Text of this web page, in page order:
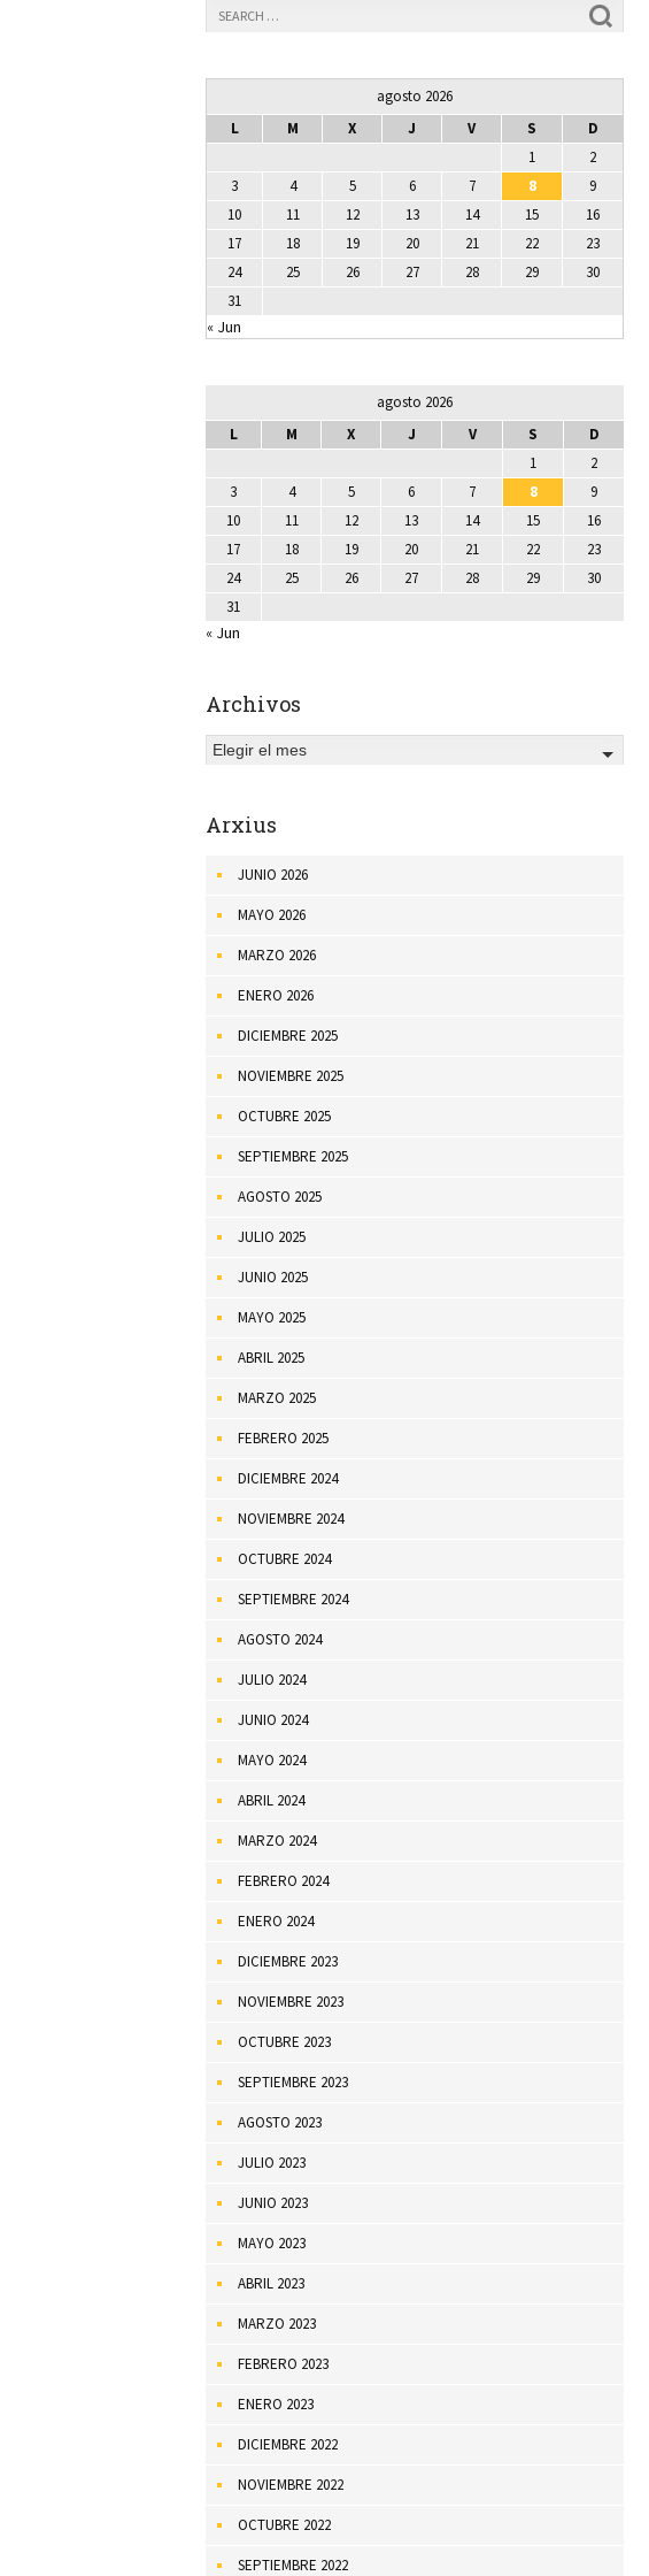
agosto 2026
L
M X J V S
D
1
2
3
4 5 6 7 8
9
10
11 12 13 14 15
16
17
18 19 20 21 22
23
24
25 26 27 28 29
30
31
« Jun
agosto 2026
L
M X J V S
D
1
2
3
4 5 6 7 8
9
10
11 12 13 14 15
16
17
18 19 20 21 22
23
24
25 26 27 28 29
30
31
« Jun
Archivos
Elegir el mes
Arxius
JUNIO 2026
MAYO 2026
MARZO 2026
ENERO 2026
DICIEMBRE 2025
NOVIEMBRE 2025
OCTUBRE 2025
SEPTIEMBRE 2025
AGOSTO 2025
JULIO 2025
JUNIO 2025
MAYO 2025
ABRIL 2025
MARZO 2025
FEBRERO 2025
DICIEMBRE 2024
NOVIEMBRE 2024
OCTUBRE 2024
SEPTIEMBRE 2024
AGOSTO 2024
JULIO 2024
JUNIO 2024
MAYO 2024
ABRIL 2024
MARZO 2024
FEBRERO 2024
ENERO 2024
DICIEMBRE 2023
NOVIEMBRE 2023
OCTUBRE 2023
SEPTIEMBRE 2023
AGOSTO 2023
JULIO 2023
JUNIO 2023
MAYO 2023
ABRIL 2023
MARZO 2023
FEBRERO 2023
ENERO 2023
DICIEMBRE 2022
NOVIEMBRE 2022
OCTUBRE 2022
SEPTIEMBRE 2022